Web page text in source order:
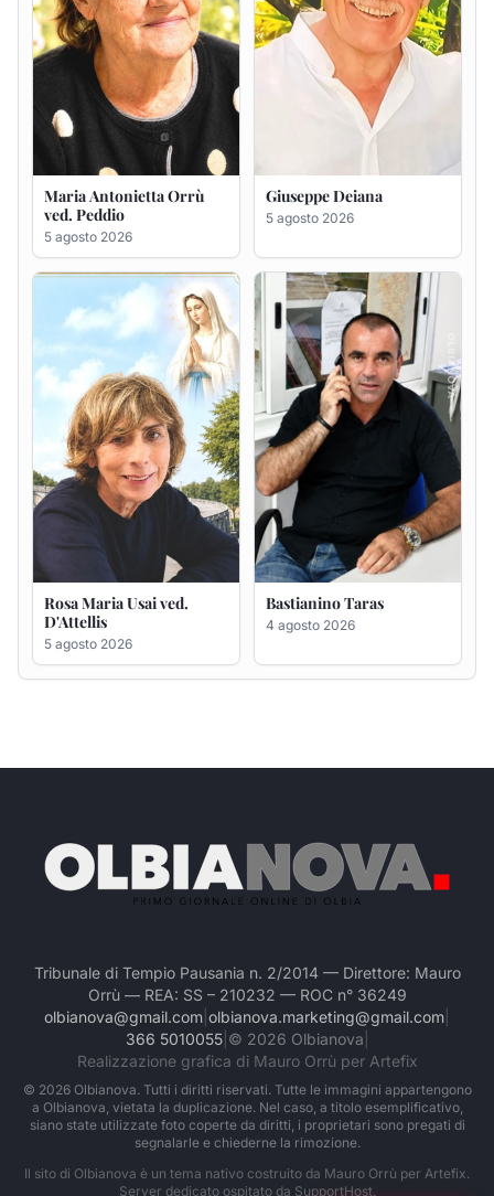
Rosa Maria Usai ved.
D'Attellis
5 agosto 2026
Bastianino Taras
4 agosto 2026
Tribunale di Tempio Pausania n. 2/2014 — Direttore: Mauro
Orrù — REA: SS – 210232 — ROC n° 36249
olbianova@gmail.com olbianova.marketing@gmail.com
366 5010055| © 2026 Olbianova
Realizzazione grafica di Mauro Orrù per Artefix
© 2026Olbianova. Tutti i diritti riservati. Tutte le immagini appartengono
a Olbianova, vietata la duplicazione. Nel caso, a titolo esemplificativo,
siano state utilizzate foto coperte da diritti, i proprietari sono pregati di
segnalarle e chiederne la rimozione.
Il sito di Olbianova è un tema nativo costruito da Mauro Orrù per Artefix.
Server dedicato ospitato da SupportHost.